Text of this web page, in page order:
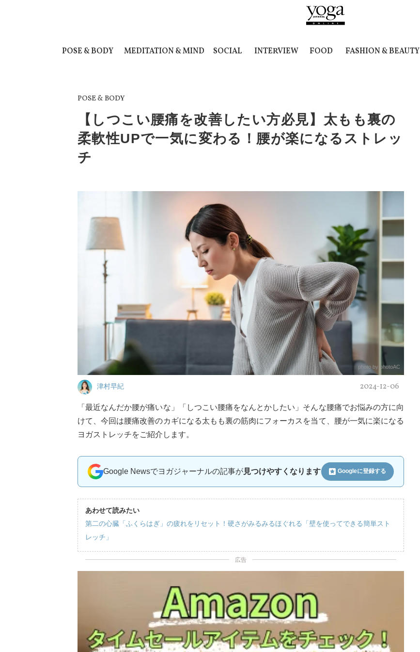
POSE & BODY MEDITATION & MIND SOCIAL INTERVIEW FOOD FASHION & BEAUTY
POSE & BODY
【しつこい腰痛を改善したい方必見】太もも裏の
柔軟性UPで一気に変わる！腰が楽になるストレッ
チ
photo by photoAC
津村早紀 2024-12-06
「最近なんだか腰が痛いな」「しつこい腰痛をなんとかしたい」そんな腰痛でお悩みの方に向
けて、今回は腰痛改善のカギになる太もも裏の筋肉にフォーカスを当て、腰が一気に楽になる
ヨガストレッチをご紹介します。
Google Newsでヨガジャーナルの記事が見つけやすくなります Googleに登録する
あわせて読みたい
第二の心臓「ふくらはぎ」の疲れをリセット！硬さがみるみるほぐれる「壁を使ってできる簡単スト
レッチ」
広告